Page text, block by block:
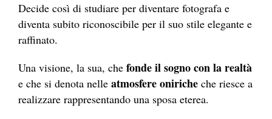
Decide così di studiare per diventare fotografa e
diventa subito riconoscibile per il suo stile elegante e
raffinato.
Una visione, la sua, che fonde il sogno con la realtà
e che si denota nelle atmosfere oniriche che riesce a
realizzare rappresentando una sposa eterea.